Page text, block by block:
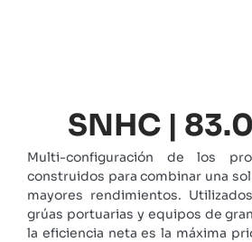
SNHC |
Multi-configuración de los
construidos para combinar una
mayores rendimientos.
grúas portuarias y equipos de
la eficiencia neta es la máxima